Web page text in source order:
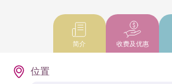
简介 收费及优惠
位置